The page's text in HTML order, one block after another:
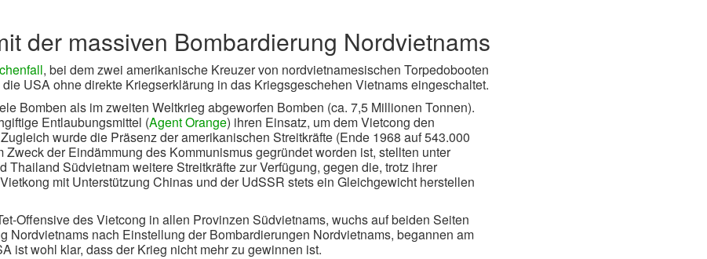
der massiven Bombardierung Nordvietnams
, bei dem zwei amerikanische Kreuzer von nordvietnamesischen Torpedobooten
USA ohne direkte Kriegserklärung in das Kriegsgeschehen Vietnams eingeschaltet.
Bomben als im zweiten Weltkrieg abgeworfen Bomben (ca. 7,5 Millionen Tonnen).
Entlaubungsmittel (Agent Orange) ihren Einsatz, um dem Vietcong den
wurde die Präsenz der amerikanischen Streitkräfte (Ende 1968 auf 543.000
Zweck der Eindämmung des Kommunismus gegründet worden ist, stellten unter
Südvietnam weitere Streitkräfte zur Verfügung, gegen die, trotz ihrer
mit Unterstützung Chinas und der UdSSR stets ein Gleichgewicht herstellen
Offensive des Vietcong in allen Provinzen Südvietnams, wuchs auf beiden Seiten
Nordvietnams nach Einstellung der Bombardierungen Nordvietnams, begannen am
ist wohl klar, dass der Krieg nicht mehr zu gewinnen ist.